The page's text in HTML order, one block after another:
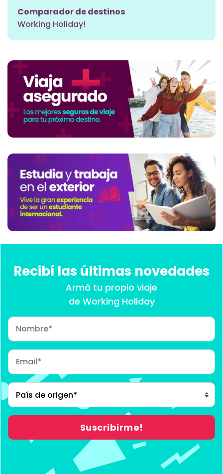
Comparador de destinos
Working Holiday!
Recibí las últimas novedades
Armá tu propio viaje
de Working Holiday